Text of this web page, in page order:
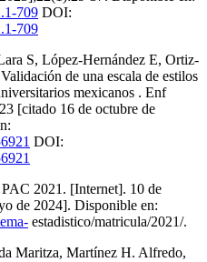
709 DOI:
709
S, López-Hernández E, Ortiz-
de una escala de estilos
mexicanos . Enf
[citado 16 de octubre de
DOI:
2021. [Internet]. 10 de
de 2024]. Disponible en:
estadistico/matricula/2021/.
Maritza, Martínez H. Alfredo,